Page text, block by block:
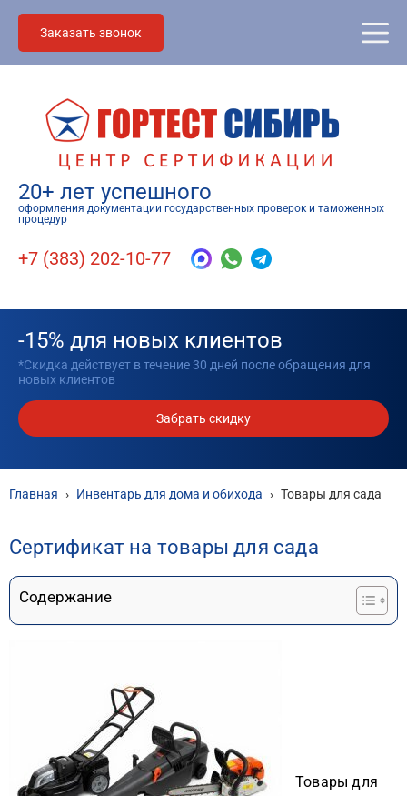
Заказать звонок
20+ лет успешного
оформления документации государственных проверок и таможенных
процедур
+7 (383) 202-10-77
-15% для новых клиентов
*Скидка действует в течение 30 дней после обращения для
новых клиентов
Забрать скидку
Главная › Инвентарь для дома и обихода › Товары для сада
Сертификат на товары для сада
Содержание
Товары для